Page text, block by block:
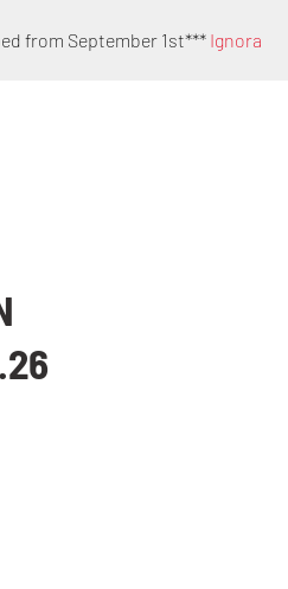
from September 1st*** Ignora